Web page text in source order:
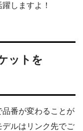
しますよ！
ットを
番が変わることが
ルはリンク先でご